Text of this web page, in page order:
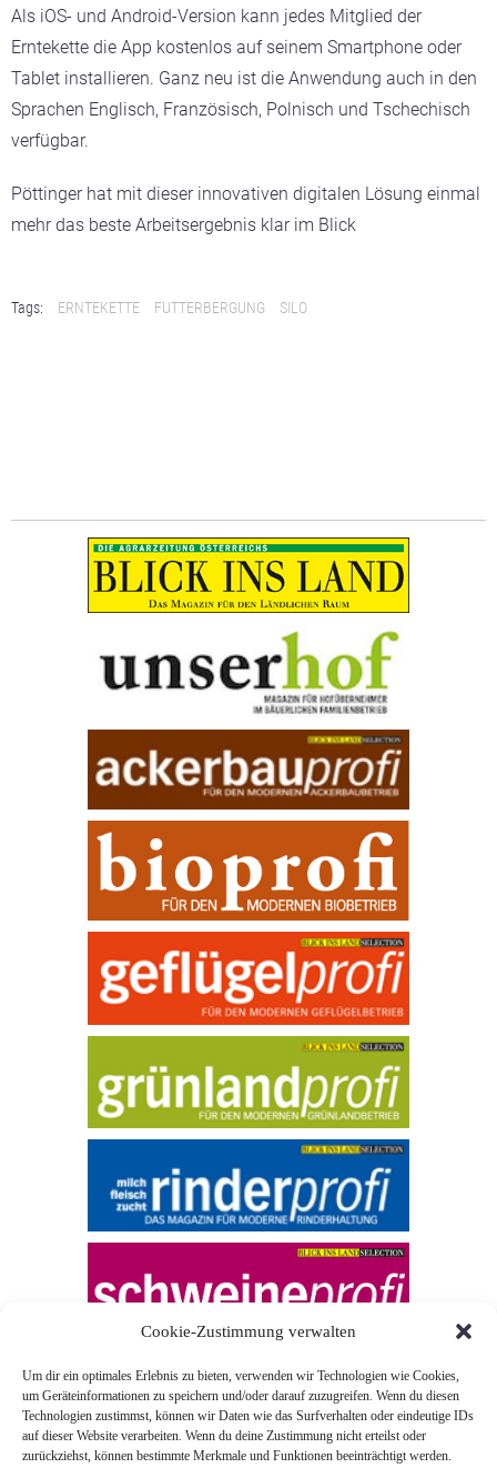
Cookie-Zustimmung verwalten
Um dir ein optimales Erlebnis zu bieten, verwenden wir Technologien wie Cookies,
um Geräteinformationen zu speichern und/oder darauf zuzugreifen. Wenn du diesen
Technologien zustimmst, können wir Daten wie das Surfverhalten oder eindeutige IDs
auf dieser Website verarbeiten. Wenn du deine Zustimmung nicht erteilst oder
zurückziehst, können bestimmte Merkmale und Funktionen beeinträchtigt werden.
Als iOS- und Android-Version kann jedes Mitglied der
Erntekette die App kostenlos auf seinem Smartphone oder
Tablet installieren. Ganz neu ist die Anwendung auch in den
Sprachen Englisch, Französisch, Polnisch und Tschechisch
verfügbar.
Pöttinger hat mit dieser innovativen digitalen Lösung einmal
mehr das beste Arbeitsergebnis klar im Blick
Tags: ERNTEKETTE FUTTERBERGUNG SILO